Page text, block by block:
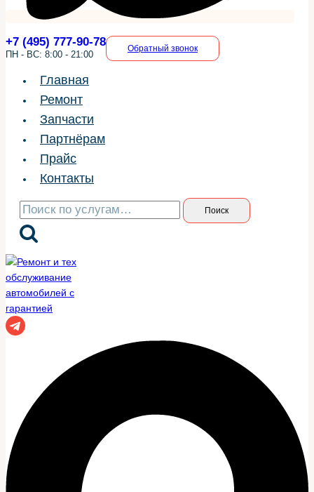
+7 (495) 777-90-78
ПН - ВС: 8:00 - 21:00
Обратный звонок
Главная
Ремонт
Запчасти
Партнёрам
Прайс
Контакты
Искать: Поиск